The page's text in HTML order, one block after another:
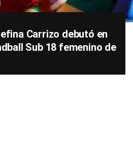
Carrizo debutó en
Sub 18 femenino de